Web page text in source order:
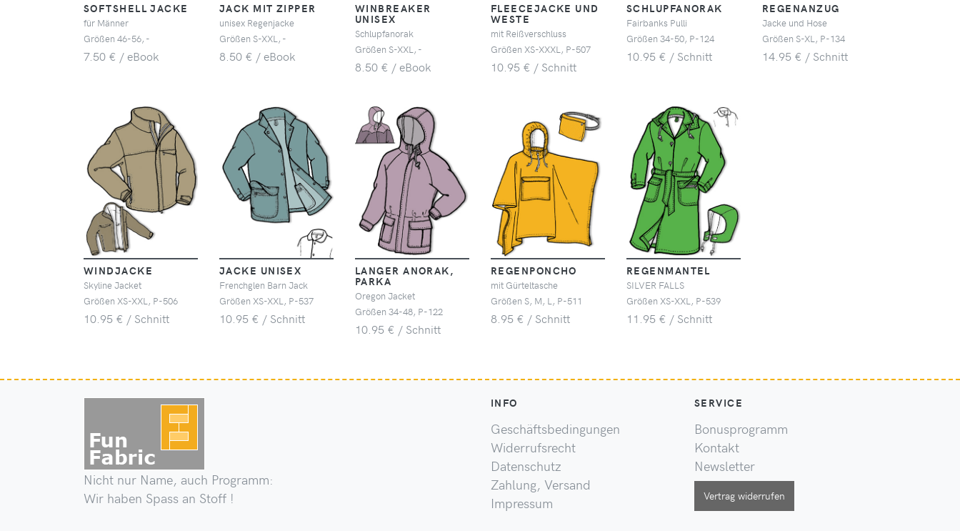
SOFTSHELL JACKE
für Männer
Größen 46-56, -
7.50 € / eBook
JACK MIT ZIPPER
unisex Regenjacke
Größen S-XXL, -
8.50 € / eBook
WINBREAKER
UNISEX
Schlupfanorak
Größen S-XXL, -
8.50 € / eBook
FLEECEJACKE UND
WESTE
mit Reißverschluss
Größen XS-XXXL, P-507
10.95 € / Schnitt
SCHLUPFANORAK
Fairbanks Pulli
Größen 34-50, P-124
10.95 € / Schnitt
REGENANZUG
Jacke und Hose
Größen S-XL, P-134
14.95 € / Schnitt
WINDJACKE
Skyline Jacket
Größen XS-XXL, P-506
10.95 € / Schnitt
JACKE UNISEX
Frenchglen Barn Jack
Größen XS-XXL, P-537
10.95 € / Schnitt
LANGER ANORAK,
PARKA
Oregon Jacket
Größen 34-48, P-122
10.95 € / Schnitt
REGENPONCHO
mit Gürteltasche
Größen S, M, L, P-511
8.95 € / Schnitt
REGENMANTEL
SILVER FALLS
Größen XS-XXL, P-539
11.95 € / Schnitt
Nicht nur Name, auch Programm:
Wir haben Spass an Stoff !
INFO
Geschäftsbedingungen
Widerrufsrecht
Datenschutz
Zahlung, Versand
Impressum
SERVICE
Bonusprogramm
Kontakt
Newsletter
Vertrag widerrufen